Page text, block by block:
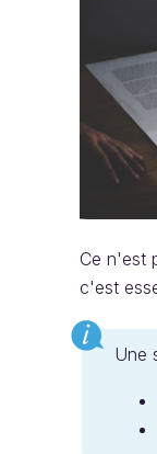
Ce n'est
c'est
Une